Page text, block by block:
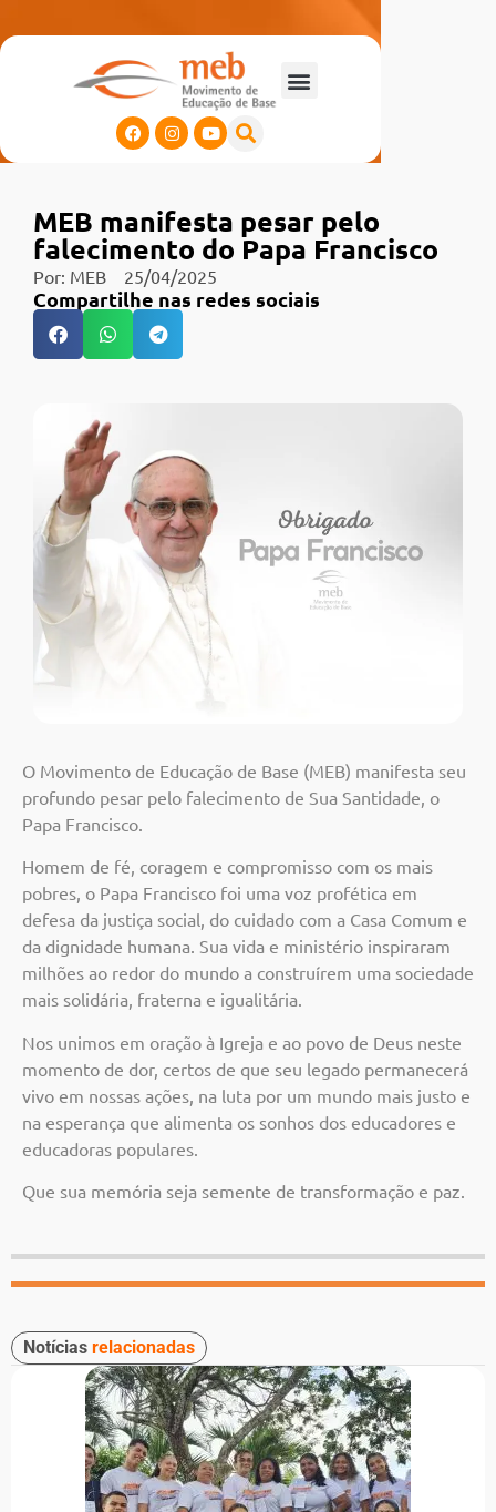
MEB manifesta pesar pelo
falecimento do Papa Francisco
Por: MEB 25/04/2025
Compartilhe nas redes sociais
O Movimento de Educação de Base (MEB) manifesta seu
profundo pesar pelo falecimento de Sua Santidade, o
Papa Francisco.
Homem de fé, coragem e compromisso com os mais
pobres, o Papa Francisco foi uma voz profética em
defesa da justiça social, do cuidado com a Casa Comum e
da dignidade humana. Sua vida e ministério inspiraram
milhões ao redor do mundo a construírem uma sociedade
mais solidária, fraterna e igualitária.
Nos unimos em oração à Igreja e ao povo de Deus neste
momento de dor, certos de que seu legado permanecerá
vivo em nossas ações, na luta por um mundo mais justo e
na esperança que alimenta os sonhos dos educadores e
educadoras populares.
Que sua memória seja semente de transformação e paz.
Notícias relacionadas